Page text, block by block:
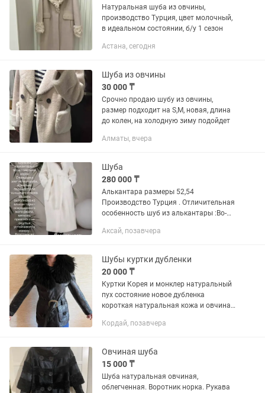
Натуральная шуба из овчины,
производство Турция, цвет молочный,
в идеальном состоянии, б/у 1 сезон
Астана, сегодня
Шуба из овчины
30 000 ₸
Срочно продаю шубу из овчины,
размер подходит на S,M, новая, длина
до колен, на холодную зиму подойдет
Алматы, вчера
Шуба
280 000 ₸
Алькантара размеры 52,54
Производство Турция . Отличительная
особенность шуб из алькантары :Во-
перепадов температур, очень удобный
Аксай, позавчера
Шубы куртки дубленки
20 000 ₸
Куртки Корея и монклер натуральный
пух состояние новое дубленка
короткая натуральная кожа и овчина
кролик+лиса куртка мутон lasagrada
Кордай, позавчера
Овчиная шуба
15 000 ₸
Шуба натуральная овчиная,
облегченная. Воротник норка. Рукава